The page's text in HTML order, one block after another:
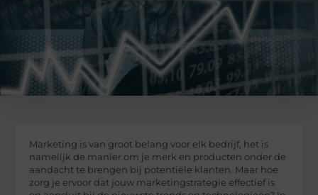
Marketing is van groot belang voor elk bedrijf, het is
namelijk de manier om je merk en producten onder de
aandacht te brengen bij potentiële klanten. Maar hoe
zorg je ervoor dat jouw marketingstrategie effectief is